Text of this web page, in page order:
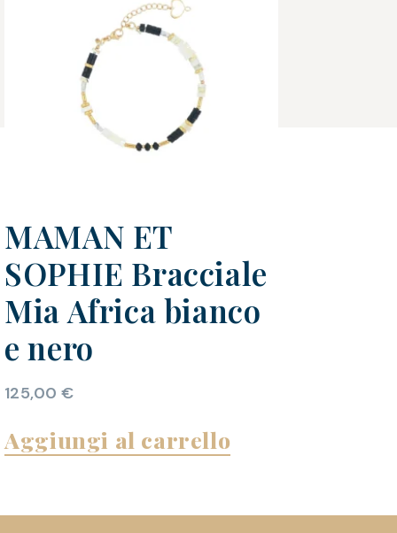
MAMAN ET
SOPHIE Bracciale
Mia Africa bianco
e nero
125,00 €
Aggiungi al carrello